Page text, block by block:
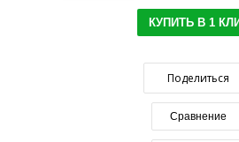
КУПИТЬ В 1
Поделиться
Сравнение